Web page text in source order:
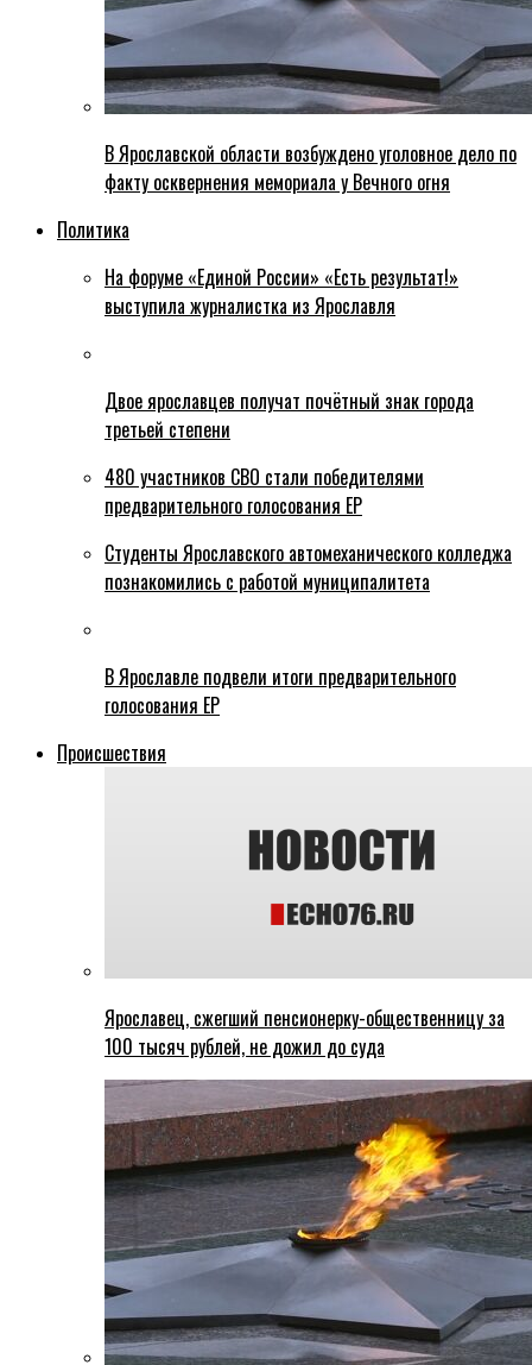
В Ярославской области возбуждено уголовное дело по
факту осквернения мемориала у Вечного огня
Политика
На форуме «Единой России» «Есть результат!»
выступила журналистка из Ярославля
Двое ярославцев получат почётный знак города
третьей степени
480 участников СВО стали победителями
предварительного голосования ЕР
Студенты Ярославского автомеханического колледжа
познакомились с работой муниципалитета
В Ярославле подвели итоги предварительного
голосования ЕР
Происшествия
Ярославец, сжегший пенсионерку-общественницу за
100 тысяч рублей, не дожил до суда